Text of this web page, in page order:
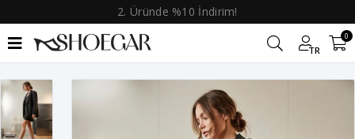
2. Üründe %10 İndirim!
TR
0